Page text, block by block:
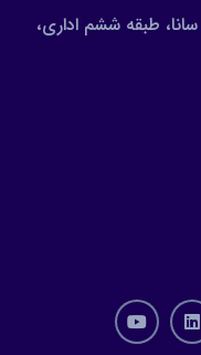
سانا، طبقه ششم اداری،